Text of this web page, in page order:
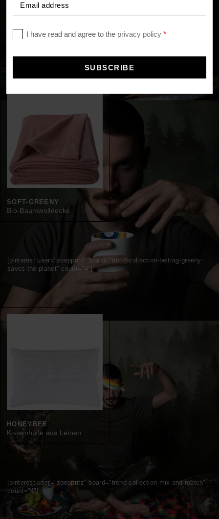
[pinterest user="zoeppritz" board="trend-collection-rosenthal"
SOFT-GREENY
Bio-Baumwolldecke
[pinterest user="zoeppritz" board="trend-collection-beitrag-greeny-
saves-the-planet" count="4"]
HONEYBEE
Kissenhülle aus Leinen
[pinterest user="zoeppritz" board="trend-collection-mix-and-match"
count="4"]